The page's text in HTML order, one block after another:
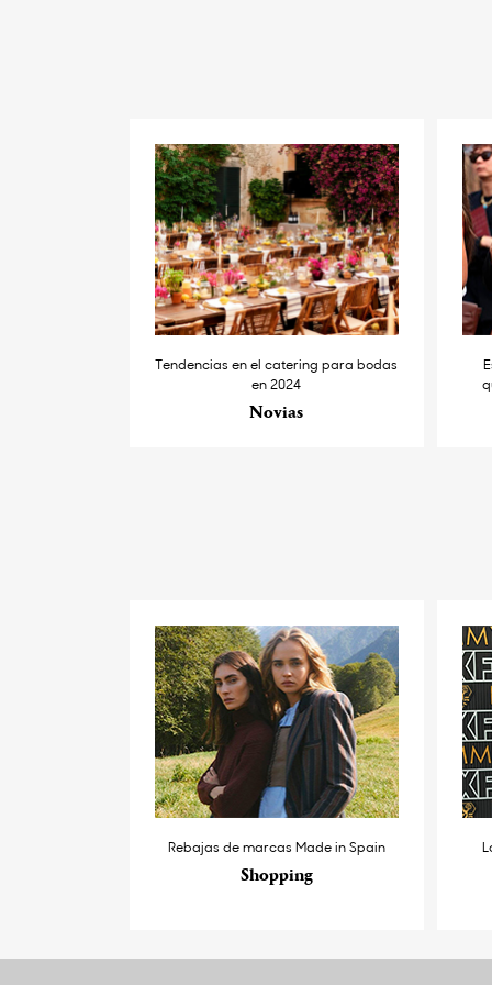
Tendencias en el catering para bodas
en 2024
Novias
Rebajas de marcas Made in Spain
Shopping